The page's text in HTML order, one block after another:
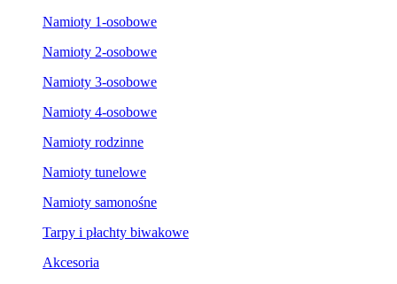
Namioty 1-osobowe
Namioty 2-osobowe
Namioty 3-osobowe
Namioty 4-osobowe
Namioty rodzinne
Namioty tunelowe
Namioty samonośne
Tarpy i płachty biwakowe
Akcesoria